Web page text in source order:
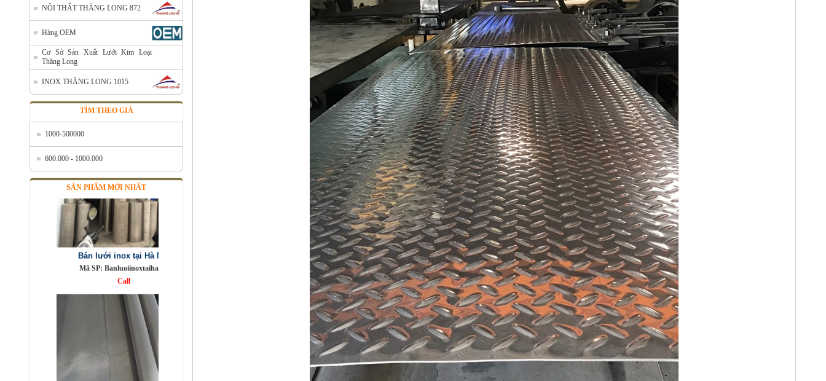
NỘI THẤT THĂNG LONG 872
Hàng OEM
Cơ Sở Sản Xuất Lưới Kim Loại
Thăng Long
INOX THĂNG LONG 1015
TÌM THEO GIÁ
1000-500000
600.000 - 1000.000
SẢN PHẨM MỚI NHẤT
Bán lưới inox tại Hà Nội
Mã SP: Banluoiinoxtaihanoi
Call